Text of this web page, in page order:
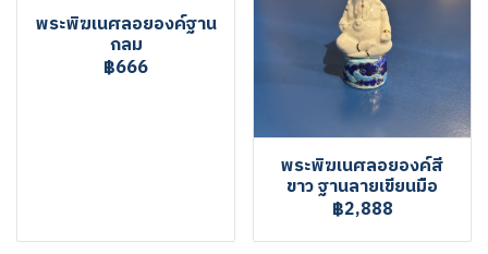
พระพิฆเนศลอยองค์ฐาน
กลม
฿666
พระพิฆเนศลอยองค์สี
ขาว ฐานลายเขียนมือ
฿2,888